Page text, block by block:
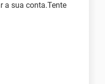
a sua conta.Tente